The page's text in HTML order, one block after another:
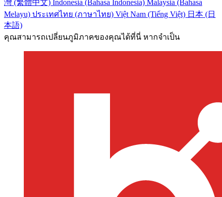
灣 (繁體中文) Indonesia (Bahasa Indonesia) Malaysia (Bahasa
Melayu) ประเทศไทย (ภาษาไทย) Việt Nam (Tiếng Việt) 日本 (日
本語)
คุณสามารถเปลี่ยนภูมิภาคของคุณได้ที่นี่ หากจำเป็น